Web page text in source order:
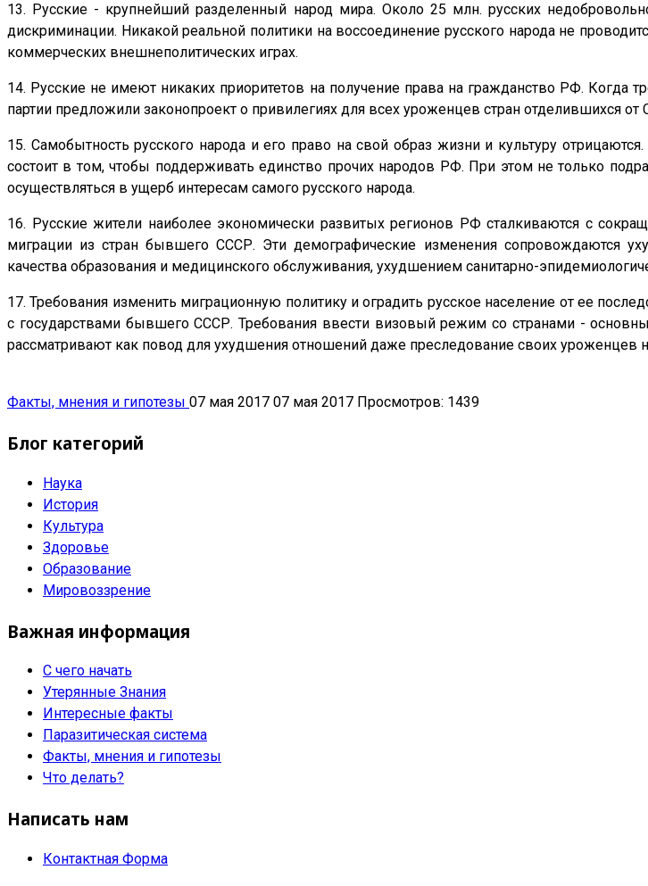
13. Русские - крупнейший разделенный народ мира. Около 25 млн. русских
дискриминации. Никакой реальной политики на воссоединение русского народа не
коммерческих внешнеполитических играх.
14. Русские не имеют никаких приоритетов на получение права на гражданство РФ. Когда
партии предложили законопроект о привилегиях для всех уроженцев стран отделившихся от
15. Самобытность русского народа и его право на свой образ жизни и культуру
состоит в том, чтобы поддерживать единство прочих народов РФ. При этом не только
осуществляться в ущерб интересам самого русского народа.
16. Русские жители наиболее экономически развитых регионов РФ сталкиваются с
миграции из стран бывшего СССР. Эти демографические изменения сопровождаются
качества образования и медицинского обслуживания, ухудшением санитарно-
17. Требования изменить миграционную политику и оградить русское население от ее
с государствами бывшего СССР. Требования ввести визовый режим со странами -
рассматривают как повод для ухудшения отношений даже преследование своих уроженцев
Факты, мнения и гипотезы 07 мая 2017 07 мая 2017 Просмотров: 1439
Блог категорий
Наука
История
Культура
Здоровье
Образование
Мировоззрение
Важная информация
С чего начать
Утерянные Знания
Интересные факты
Паразитическая система
Факты, мнения и гипотезы
Что делать?
Написать нам
Контактная Форма